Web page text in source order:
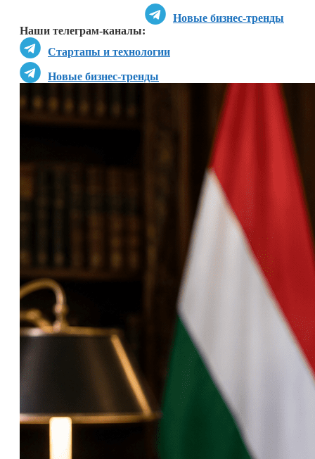
Новые бизнес-тренды
Наши телеграм-каналы:
Стартапы и технологии
Новые бизнес-тренды